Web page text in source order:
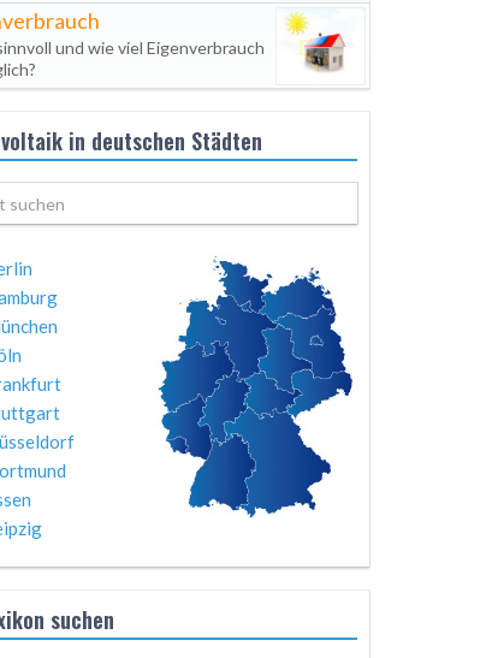
und wie viel Eigenverbrauch
in deutschen Städten
suchen